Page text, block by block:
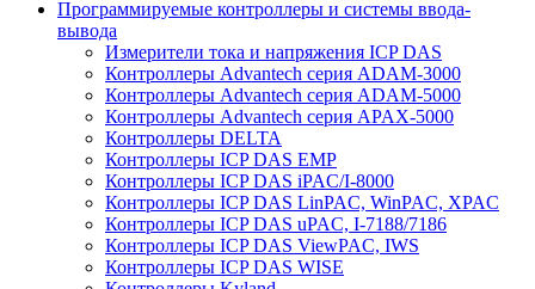
Программируемые контроллеры и системы ввода-
вывода
Измерители тока и напряжения ICP DAS
Контроллеры Advantech серия ADAM-3000
Контроллеры Advantech серия ADAM-5000
Контроллеры Advantech серия APAX-5000
Контроллеры DELTA
Контроллеры ICP DAS EMP
Контроллеры ICP DAS iPAC/I-8000
Контроллеры ICP DAS LinPAC, WinPAC, XPAC
Контроллеры ICP DAS uPAC, I-7188/7186
Контроллеры ICP DAS ViewPAC, IWS
Контроллеры ICP DAS WISE